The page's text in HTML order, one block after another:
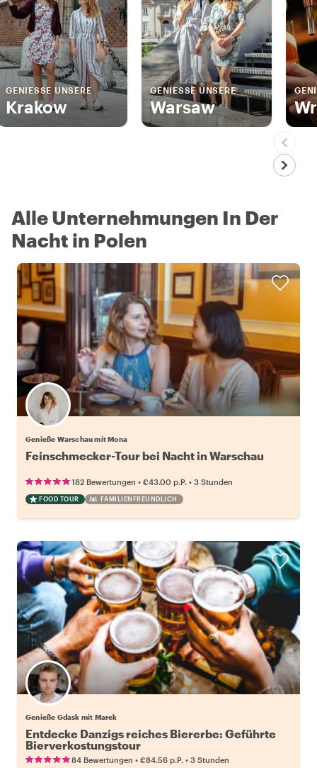
GENIESSE UNSERE
Krakow
GENIESSE UNSERE
Warsaw
Alle Unternehmungen In Der
Nacht in Polen
Genieße Warschau mit Mona
Feinschmecker-Tour bei Nacht in Warschau
182 Bewertungen • €43.00 p.P. • 3 Stunden
FOOD TOUR FAMILIENFREUNDLICH
Genieße Gdask mit Marek
Entdecke Danzigs reiches Biererbe: Geführte
Bierverkostungstour
84 Bewertungen • €84.56 p.P. • 3 Stunden